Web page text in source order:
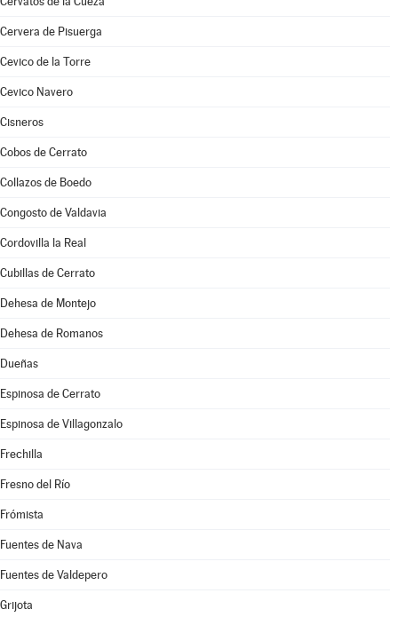
Cervera de Pisuerga
Cevico de la Torre
Cevico Navero
Cisneros
Cobos de Cerrato
Collazos de Boedo
Congosto de Valdavia
Cordovilla la Real
Cubillas de Cerrato
Dehesa de Montejo
Dehesa de Romanos
Dueñas
Espinosa de Cerrato
Espinosa de Villagonzalo
Frechilla
Fresno del Río
Frómista
Fuentes de Nava
Fuentes de Valdepero
Grijota